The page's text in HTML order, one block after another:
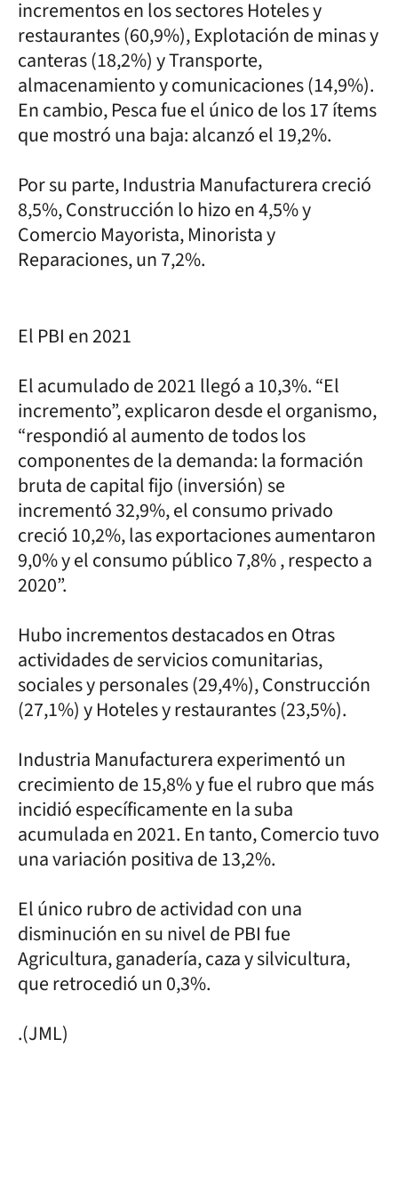
incrementos en los sectores Hoteles y
restaurantes (60,9%), Explotación de minas y
canteras (18,2%) y Transporte,
almacenamiento y comunicaciones (14,9%).
En cambio, Pesca fue el único de los 17 ítems
que mostró una baja: alcanzó el 19,2%.
Por su parte, Industria Manufacturera creció
8,5%, Construcción lo hizo en 4,5% y
Comercio Mayorista, Minorista y
Reparaciones, un 7,2%.
El PBI en 2021
El acumulado de 2021 llegó a 10,3%. “El
incremento”, explicaron desde el organismo,
“respondió al aumento de todos los
componentes de la demanda: la formación
bruta de capital fijo (inversión) se
incrementó 32,9%, el consumo privado
creció 10,2%, las exportaciones aumentaron
9,0% y el consumo público 7,8% , respecto a
2020”.
Hubo incrementos destacados en Otras
actividades de servicios comunitarias,
sociales y personales (29,4%), Construcción
(27,1%) y Hoteles y restaurantes (23,5%).
Industria Manufacturera experimentó un
crecimiento de 15,8% y fue el rubro que más
incidió específicamente en la suba
acumulada en 2021. En tanto, Comercio tuvo
una variación positiva de 13,2%.
El único rubro de actividad con una
disminución en su nivel de PBI fue
Agricultura, ganadería, caza y silvicultura,
que retrocedió un 0,3%.
.(JML)